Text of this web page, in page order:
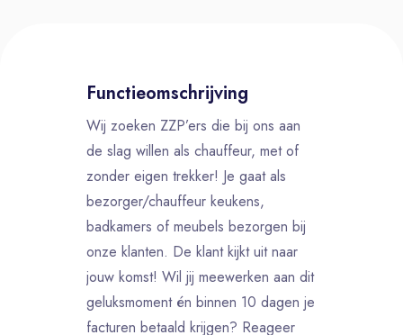
Functieomschrijving
Wij zoeken ZZP’ers die bij ons aan
de slag willen als chauffeur, met of
zonder eigen trekker! Je gaat als
bezorger/chauffeur keukens,
badkamers of meubels bezorgen bij
onze klanten. De klant kijkt uit naar
jouw komst! Wil jij meewerken aan dit
geluksmoment én binnen 10 dagen je
facturen betaald krijgen? Reageer